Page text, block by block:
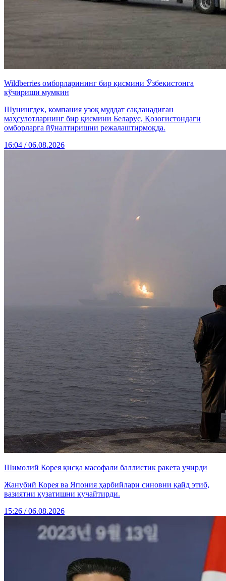
Wildberries омборларининг бир қисмини Ўзбекистонга
кўчириши мумкин
Шунингдек, компания узоқ муддат сақланадиган
маҳсулотларнинг бир қисмини Беларус, Қозоғистондаги
омборларга йўналтиришни режалаштирмоқда.
16:04 / 06.08.2026
Шимолий Корея қисқа масофали баллистик ракета учирди
Жанубий Корея ва Япония ҳарбийлари синовни қайд этиб,
вазиятни кузатишни кучайтирди.
15:26 / 06.08.2026